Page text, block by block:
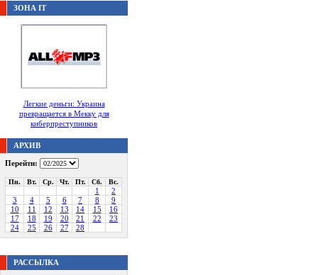
ЗОНА IT
Легкие деньги: Украина
превращается в Мекку для
киберпреступников
АРХИВ
Перейти:
Пн. Вт. Ср. Чт. Пт. Сб. Вс.
1
2
3
4 5 6 7 8
9
10
11 12 13 14 15
16
17
18 19 20 21 22
23
24
25 26 27 28
РАССЫЛКА